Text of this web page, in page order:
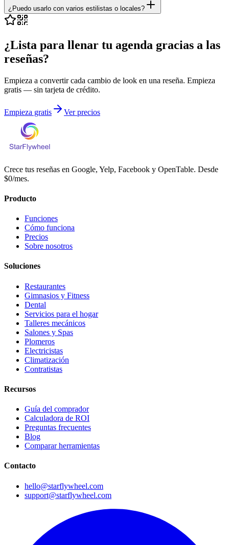
¿Puedo usarlo con varios estilistas o locales?
¿Lista para llenar tu agenda gracias a las
reseñas?
Empieza a convertir cada cambio de look en una reseña. Empieza
gratis — sin tarjeta de crédito.
Empieza gratis Ver precios
Crece tus reseñas en Google, Yelp, Facebook y OpenTable. Desde
$0/mes.
Producto
Funciones
Cómo funciona
Precios
Sobre nosotros
Soluciones
Restaurantes
Gimnasios y Fitness
Dental
Servicios para el hogar
Talleres mecánicos
Salones y Spas
Plomeros
Electricistas
Climatización
Contratistas
Recursos
Guía del comprador
Calculadora de ROI
Preguntas frecuentes
Blog
Comparar herramientas
Contacto
hello@starflywheel.com
support@starflywheel.com